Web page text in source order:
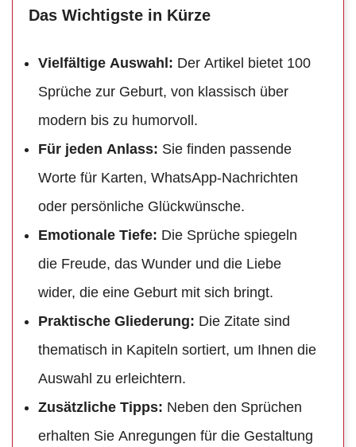
Das Wichtigste in Kürze
Vielfältige Auswahl: Der Artikel bietet 100
Sprüche zur Geburt, von klassisch über
modern bis zu humorvoll.
Für jeden Anlass: Sie finden passende
Worte für Karten, WhatsApp-Nachrichten
oder persönliche Glückwünsche.
Emotionale Tiefe: Die Sprüche spiegeln
die Freude, das Wunder und die Liebe
wider, die eine Geburt mit sich bringt.
Praktische Gliederung: Die Zitate sind
thematisch in Kapiteln sortiert, um Ihnen die
Auswahl zu erleichtern.
Zusätzliche Tipps: Neben den Sprüchen
erhalten Sie Anregungen für die Gestaltung